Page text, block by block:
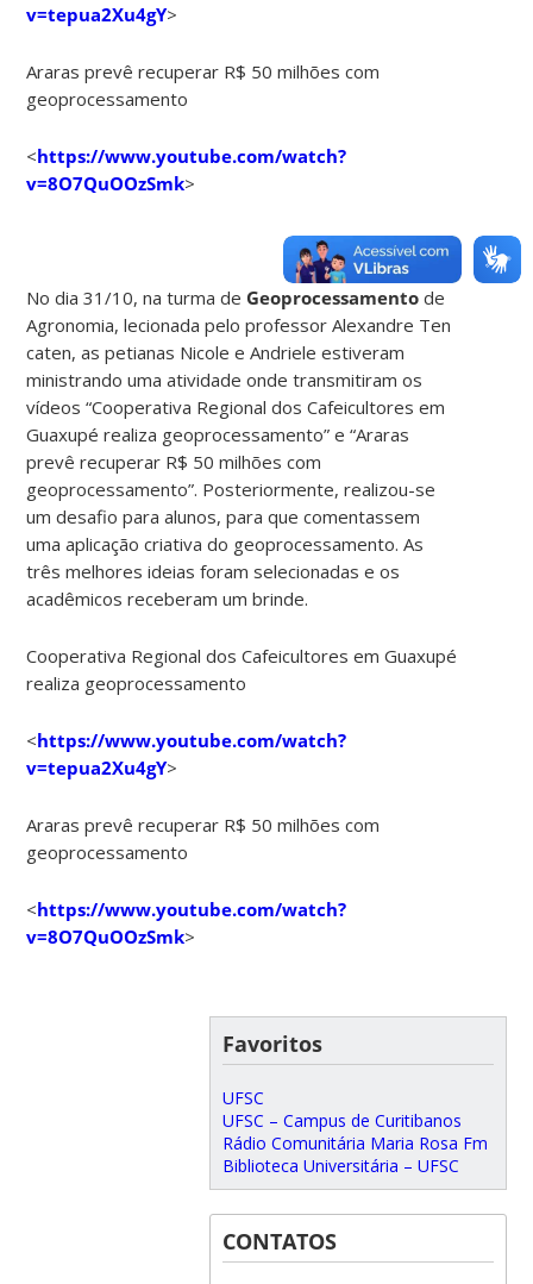
v=tepua2Xu4gY>
Araras prevê recuperar R$ 50 milhões com
geoprocessamento
<https://www.youtube.com/watch?
v=8O7QuOOzSmk>
No dia 31/10, na turma de Geoprocessamento de
Agronomia, lecionada pelo professor Alexandre Ten
caten, as petianas Nicole e Andriele estiveram
ministrando uma atividade onde transmitiram os
vídeos “Cooperativa Regional dos Cafeicultores em
Guaxupé realiza geoprocessamento” e “Araras
prevê recuperar R$ 50 milhões com
geoprocessamento”. Posteriormente, realizou-se
um desafio para alunos, para que comentassem
uma aplicação criativa do geoprocessamento. As
três melhores ideias foram selecionadas e os
acadêmicos receberam um brinde.
Cooperativa Regional dos Cafeicultores em Guaxupé
realiza geoprocessamento
<https://www.youtube.com/watch?
v=tepua2Xu4gY>
Araras prevê recuperar R$ 50 milhões com
geoprocessamento
<https://www.youtube.com/watch?
v=8O7QuOOzSmk>
Favoritos
UFSC
UFSC – Campus de Curitibanos
Rádio Comunitária Maria Rosa Fm
Biblioteca Universitária – UFSC
CONTATOS